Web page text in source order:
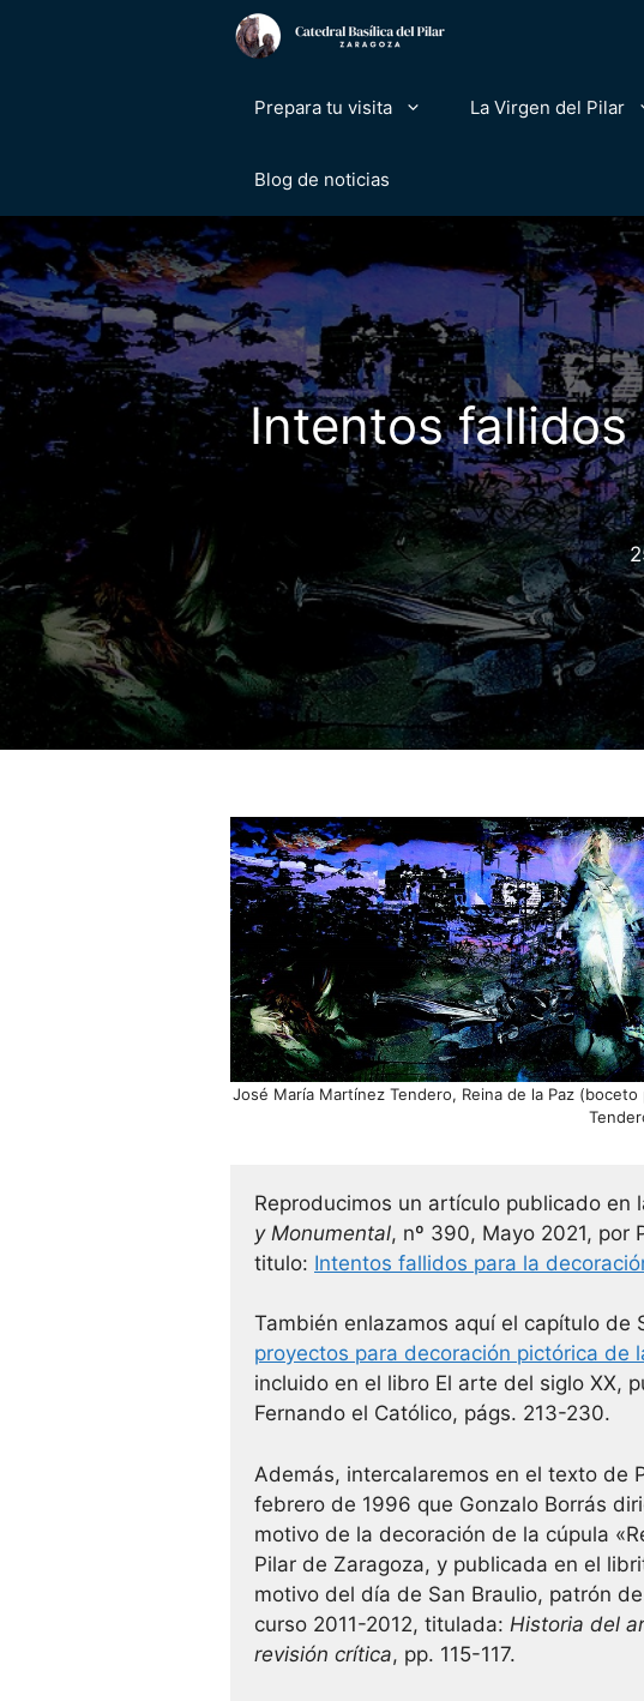
Prepara tu visita La Virgen del Pilar
Blog de noticias
Intentos fallidos
José María Martínez Tendero, Reina de la Paz
Reproducimos un artículo publicado en
y Monumental, nº 390, Mayo 2021, por
titulo: Intentos fallidos para la
También enlazamos aquí el capítulo de
proyectos para decoración pictórica de
incluido en el libro El arte del siglo XX,
Fernando el Católico, págs. 213-230.
Además, intercalaremos en el texto de
febrero de 1996 que Gonzalo Borrás
motivo de la decoración de la cúpula
Pilar de Zaragoza, y publicada en el
motivo del día de San Braulio, patrón
curso 2011-2012, titulada: Historia del
revisión crítica, pp. 115-117.